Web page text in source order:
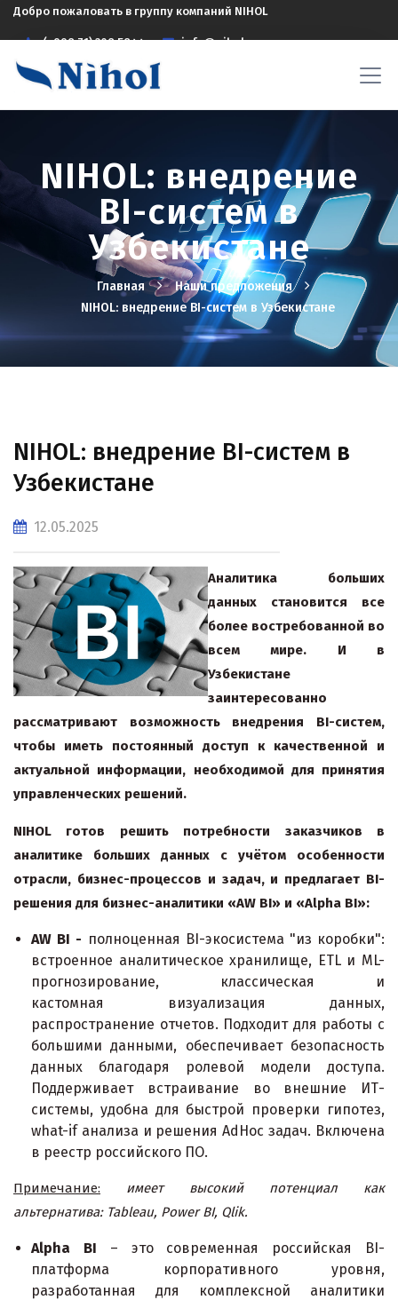
Добро пожаловать в группу компаний NIHOL
(+998 71) 208 5844 info@nihol.uz
NIHOL: внедрение
BI-систем в
Узбекистане
Главная
Наши предложения
NIHOL: внедрение BI-систем в Узбекистане
NIHOL: внедрение BI-систем в
Узбекистане
12.05.2025
Аналитика больших
данных становится все
более востребованной во
всем мире. И в
Узбекистане
заинтересованно
рассматривают возможность внедрения BI-систем,
чтобы иметь постоянный доступ к качественной и
актуальной информации, необходимой для принятия
управленческих решений.
NIHOL
готов решить потребности заказчиков в
аналитике больших данных с учётом особенности
отрасли, бизнес-процессов и задач, и предлагает BI-
решения для бизнес-аналитики «AW BI» и «Alpha BI»:
AW BI - полноценная BI-экосистема "из коробки":
встроенное аналитическое хранилище, ETL и ML-
прогнозирование, классическая и
кастомная визуализация данных,
распространение отчетов. Подходит для работы с
большими данными, обеспечивает безопасность
данных благодаря ролевой модели доступа.
Поддерживает встраивание во внешние ИТ-
системы, удобна для быстрой проверки гипотез,
what-if анализа и решения AdHoc задач. Включена
в реестр российского ПО.
Примечание:
имеет высокий потенциал как
альтернатива: Tableau, Power BI, Qlik.
Alpha BI – это современная российская BI-
платформа корпоративного уровня,
разработанная для комплексной аналитики